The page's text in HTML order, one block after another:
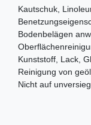
Kautschuk,
Bodenbelägen
Kunststoff, Lack,
Reinigung von
Nicht auf